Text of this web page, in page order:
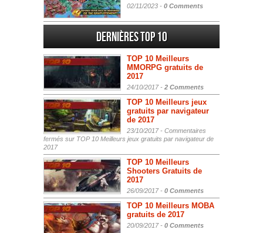
02/11/2023 - 0 Comments
Dernières Top 10
TOP 10 Meilleurs
MMORPG gratuits de
2017
24/10/2017 - 2 Comments
TOP 10 Meilleurs jeux
gratuits par navigateur
de 2017
23/10/2017 - Commentaires
fermés sur TOP 10 Meilleurs jeux gratuits par navigateur de
2017
TOP 10 Meilleurs
Shooters Gratuits de
2017
26/09/2017 - 0 Comments
TOP 10 Meilleurs MOBA
gratuits de 2017
20/09/2017 - 0 Comments